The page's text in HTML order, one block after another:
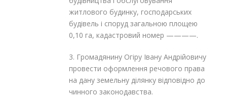
житлового будинку, господарських
будівель і споруд загальною площею
0,10 га, кадастровий номер ————.
3. Громадянину Огіру Івану Андрійовичу
провести оформлення речового права
на дану земельну ділянку відповідно до
чинного законодавства.